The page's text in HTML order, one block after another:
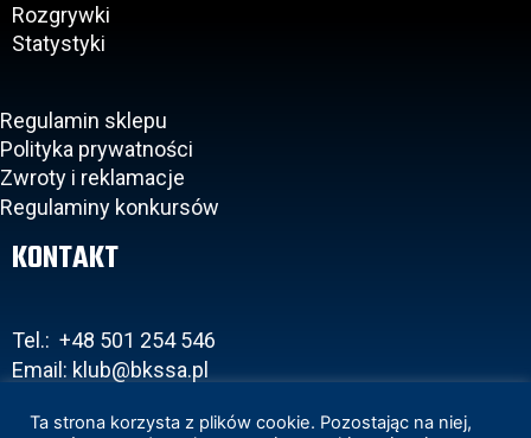
Rozgrywki
Statystyki
Regulamin sklepu
Polityka prywatności
Zwroty i reklamacje
Regulaminy konkursów
KONTAKT
Tel.: +48 501 254 546
Email: klub@bkssa.pl
Ta strona korzysta z plików cookie. Pozostając na niej,